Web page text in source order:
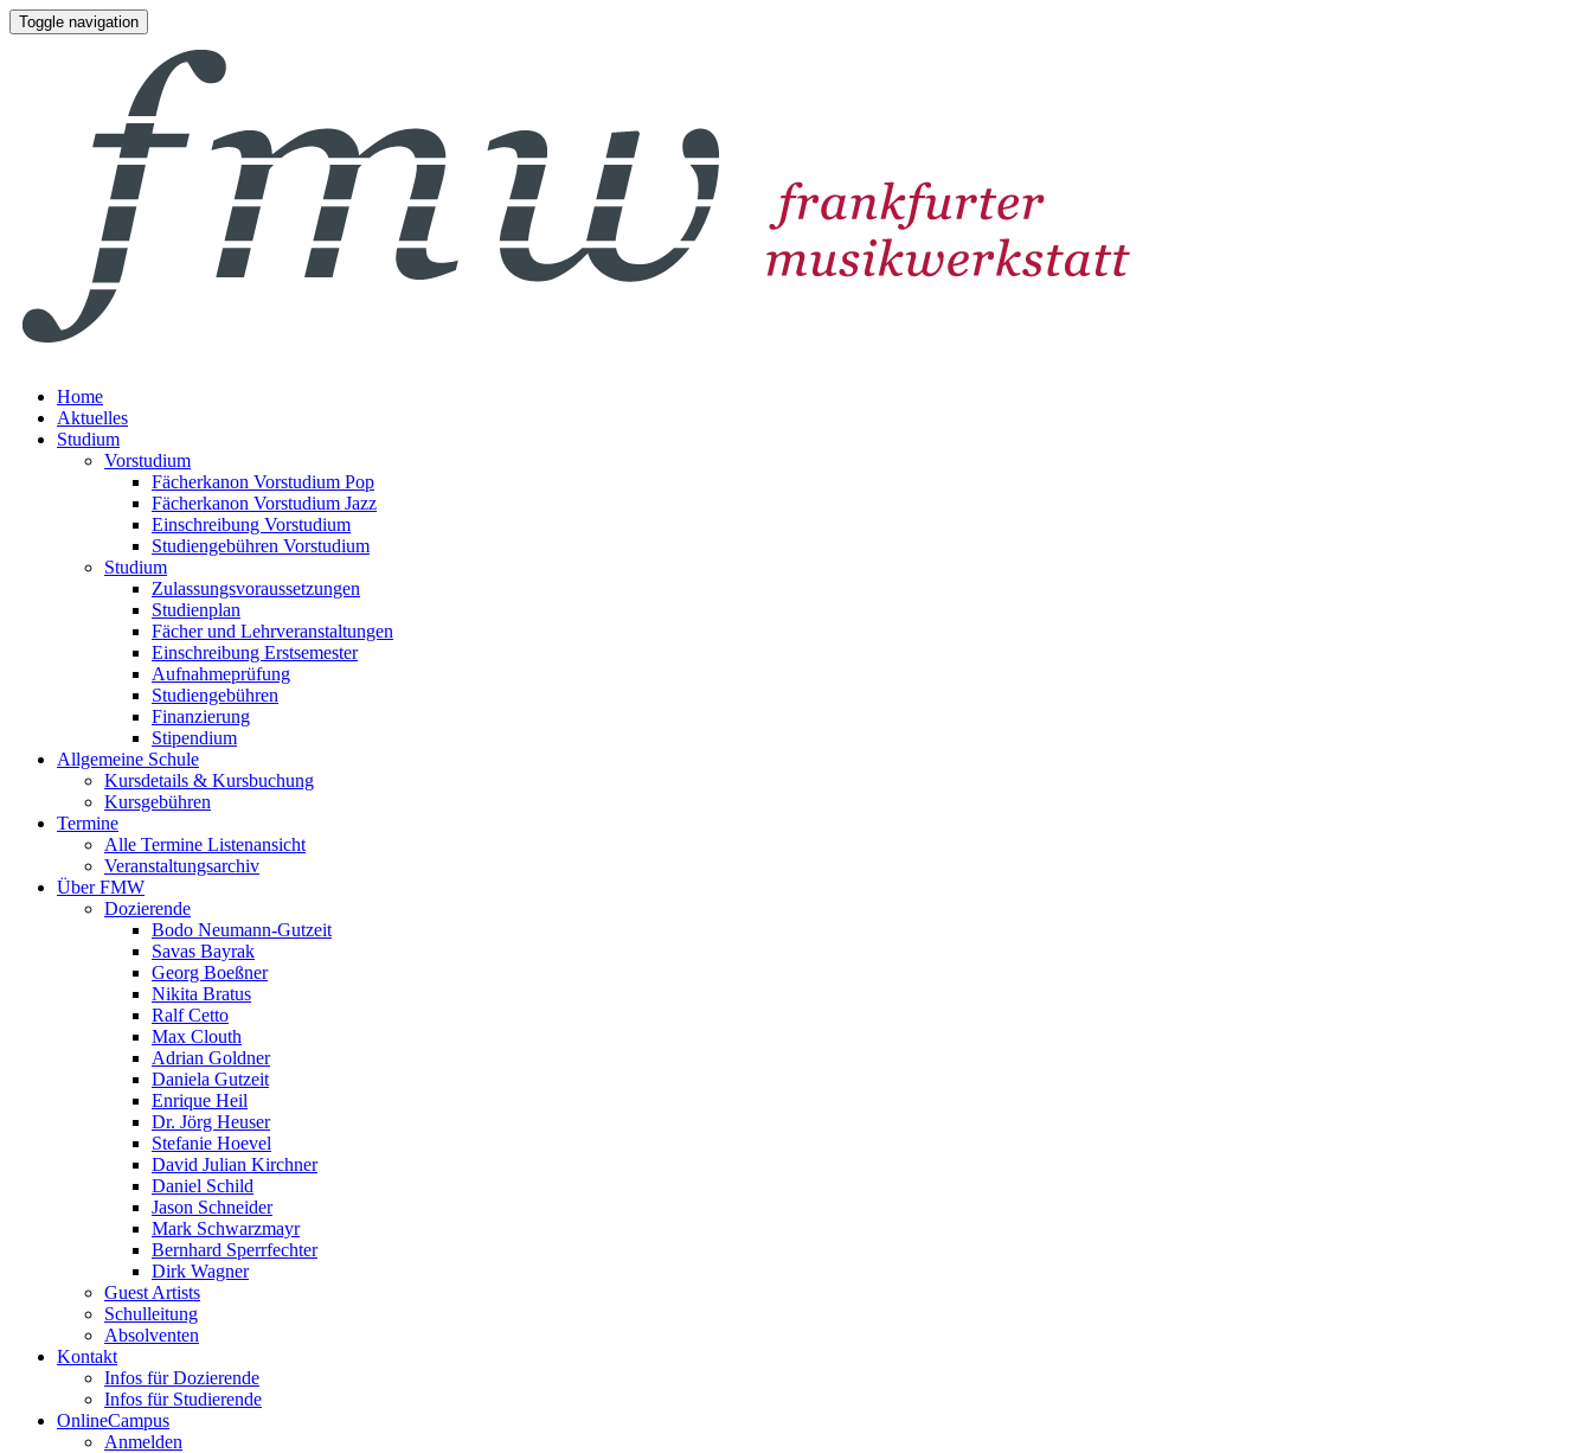
Toggle navigation
Home
Aktuelles
Studium
Vorstudium
Fächerkanon Vorstudium Pop
Fächerkanon Vorstudium Jazz
Einschreibung Vorstudium
Studiengebühren Vorstudium
Studium
Zulassungsvoraussetzungen
Studienplan
Fächer und Lehrveranstaltungen
Einschreibung Erstsemester
Aufnahmeprüfung
Studiengebühren
Finanzierung
Stipendium
Allgemeine Schule
Kursdetails & Kursbuchung
Kursgebühren
Termine
Alle Termine Listenansicht
Veranstaltungsarchiv
Über FMW
Dozierende
Bodo Neumann-Gutzeit
Savas Bayrak
Georg Boeßner
Nikita Bratus
Ralf Cetto
Max Clouth
Adrian Goldner
Daniela Gutzeit
Enrique Heil
Dr. Jörg Heuser
Stefanie Hoevel
David Julian Kirchner
Daniel Schild
Jason Schneider
Mark Schwarzmayr
Bernhard Sperrfechter
Dirk Wagner
Guest Artists
Schulleitung
Absolventen
Kontakt
Infos für Dozierende
Infos für Studierende
OnlineCampus
Anmelden